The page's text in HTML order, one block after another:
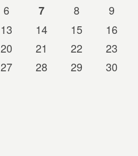
6 7 8
9
13 14 15
16
20 21 22
23
27 28 29
30